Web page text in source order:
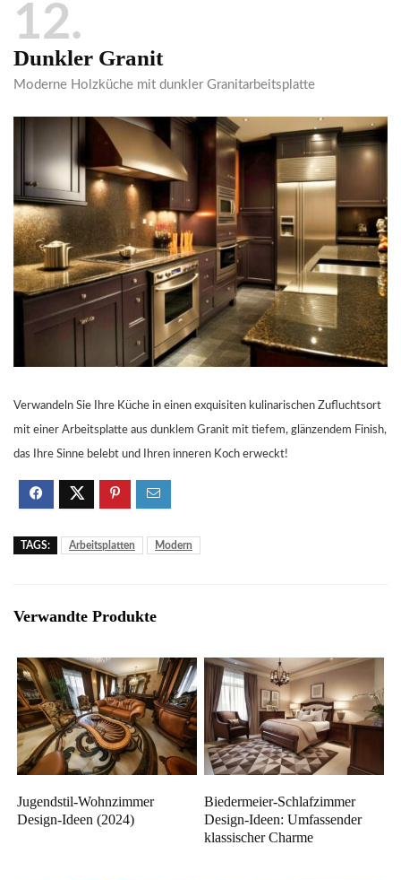
12
Dunkler Granit
Moderne Holzküche mit dunkler Granitarbeitsplatte
Verwandeln Sie Ihre Küche in einen exquisiten kulinarischen Zufluchtsort
mit einer Arbeitsplatte aus dunklem Granit mit tiefem, glänzendem Finish,
das Ihre Sinne belebt und Ihren inneren Koch erweckt!
TAGS: Arbeitsplatten Modern
Verwandte Produkte
Jugendstil-Wohnzimmer
Design-Ideen (2024)
Biedermeier-Schlafzimmer
Design-Ideen: Umfassender
klassischer Charme